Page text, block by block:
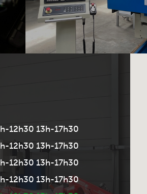
12h30 13h-17h30
12h30 13h-17h30
12h30 13h-17h30
12h30 13h-17h30